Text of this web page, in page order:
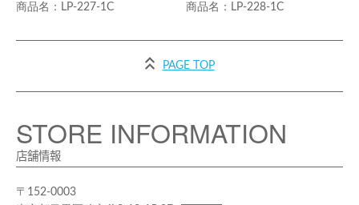
LP-227-1C
LP-228-1C
PAGE TOP
STORE INFORMATION
店舗情報
〒152-0003